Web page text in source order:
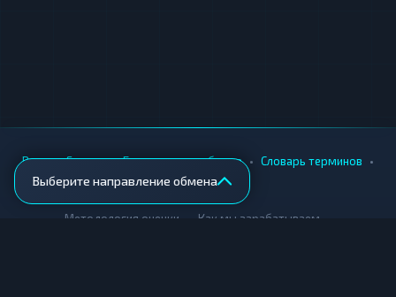
Выберите направление обмена
Вики • Города • Безопасность обмена • Словарь терминов •
AML-проверка
Методология оценки Как мы зарабатываем